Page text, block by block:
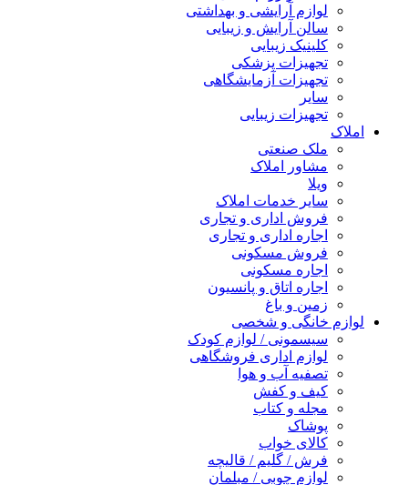
لوازم آرایشی و بهداشتی
سالن آرایش و زیبایی
کلینیک زیبایی
تجهیزات پزشکی
تجهیزات آزمایشگاهی
سایر
تجهیزات زیبایی
املاک
ملک صنعتی
مشاور املاک
ویلا
سایر خدمات املاک
فروش اداری و تجاری
اجاره اداری و تجاری
فروش مسکونی
اجاره مسکونی
اجاره اتاق و پانسیون
زمین و باغ
لوازم خانگی و شخصی
سیسمونی / لوازم کودک
لوازم اداری فروشگاهی
تصفیه آب و هوا
کیف و کفش
مجله و کتاب
پوشاک
کالای خواب
فرش / گلیم / قالیچه
لوازم چوبی / مبلمان